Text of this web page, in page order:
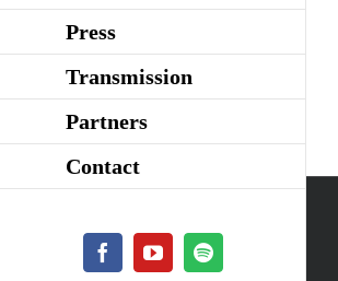
Press
Transmission
Partners
Contact
FacebookYouTubeSpotify